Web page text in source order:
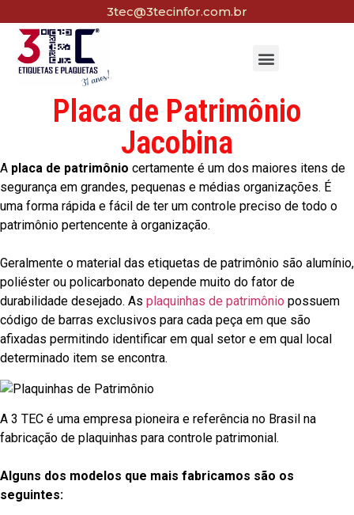
3tec@3tecinfor.com.br
Placa de Patrimônio
Jacobina
A placa de patrimônio certamente é um dos maiores itens de
segurança em grandes, pequenas e médias organizações. É
uma forma rápida e fácil de ter um controle preciso de todo o
patrimônio pertencente à organização.
Geralmente o material das etiquetas de patrimônio são alumínio,
poliéster ou policarbonato depende muito do fator de
durabilidade desejado. As plaquinhas de patrimônio possuem
código de barras exclusivos para cada peça em que são
afixadas permitindo identificar em qual setor e em qual local
determinado item se encontra.
A 3 TEC é uma empresa pioneira e referência no Brasil na
fabricação de plaquinhas para controle patrimonial.
Alguns dos modelos que mais fabricamos são os
seguintes: